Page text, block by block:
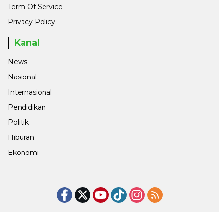
Term Of Service
Privacy Policy
Kanal
News
Nasional
Internasional
Pendidikan
Politik
Hiburan
Ekonomi